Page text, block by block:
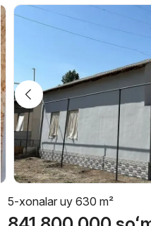
5-xonalar uy 630 m²